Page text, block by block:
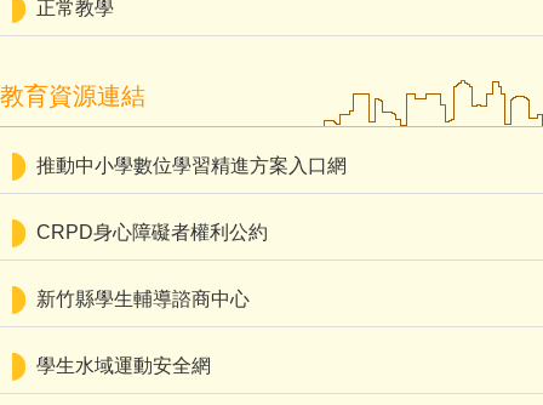
正常教學
教育資源連結
推動中小學數位學習精進方案入口網
CRPD身心障礙者權利公約
新竹縣學生輔導諮商中心
學生水域運動安全網